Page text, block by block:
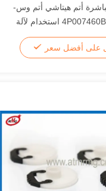
أتم هيتاشي أتم وس-
S.ROLR أسي 4P007460B استخدام لآلة
على أفضل سعر